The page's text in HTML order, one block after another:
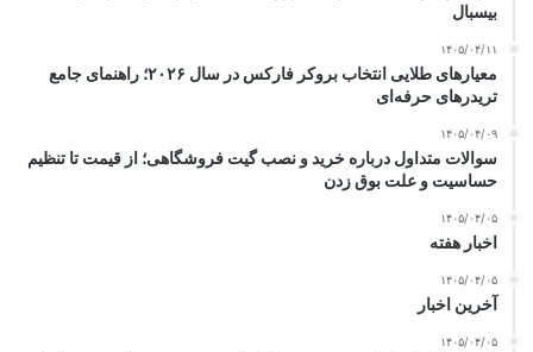
بیسبال
۱۴۰۵/۰۴/۱۱
معیارهای طلایی انتخاب بروکر فارکس در سال ۲۰۲۶؛ راهنمای جامع
تریدرهای حرفه‌ای
۱۴۰۵/۰۴/۰۹
سوالات متداول درباره خرید و نصب گیت فروشگاهی؛ از قیمت تا تنظیم
حساسیت و علت بوق زدن
۱۴۰۵/۰۴/۰۵
اخبار هفته
۱۴۰۵/۰۴/۰۵
آخرین اخبار
۱۴۰۵/۰۴/۰۵